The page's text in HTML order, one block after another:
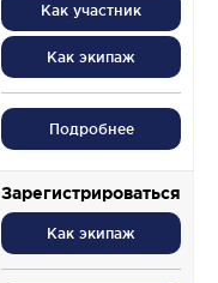
Как участник
Как экипаж
Подробнее
Зарегистрироваться
Как экипаж